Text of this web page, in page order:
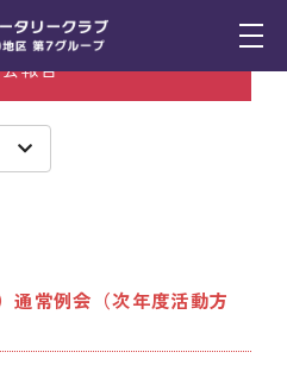
報告
通常例会（次年度活動方